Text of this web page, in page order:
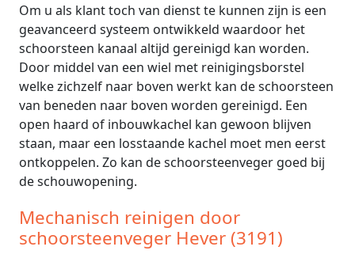
Om u als klant toch van dienst te kunnen zijn is een
geavanceerd systeem ontwikkeld waardoor het
schoorsteen kanaal altijd gereinigd kan worden.
Door middel van een wiel met reinigingsborstel
welke zichzelf naar boven werkt kan de schoorsteen
van beneden naar boven worden gereinigd. Een
open haard of inbouwkachel kan gewoon blijven
staan, maar een losstaande kachel moet men eerst
ontkoppelen. Zo kan de schoorsteenveger goed bij
de schouwopening.
Mechanisch reinigen door
schoorsteenveger Hever (3191)